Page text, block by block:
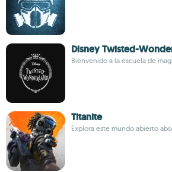
Disney Twisted-
Bienvenido a la escuela de
Titanite
Explora este mundo abierto